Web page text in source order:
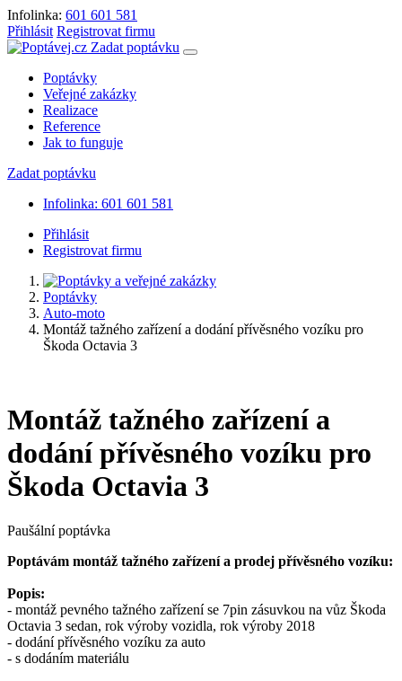
Infolinka: 601 601 581
Přihlásit Registrovat firmu
Zadat poptávku
Poptávky
Veřejné zakázky
Realizace
Reference
Jak to funguje
Zadat poptávku
Infolinka: 601 601 581
Přihlásit
Registrovat firmu
Poptávky
Auto-moto
Montáž tažného zařízení a dodání přívěsného vozíku pro
Škoda Octavia 3
Montáž tažného zařízení a
dodání přívěsného vozíku pro
Škoda Octavia 3
Paušální poptávka
Poptávám montáž tažného zařízení a prodej přívěsného vozíku:
Popis:
- montáž pevného tažného zařízení se 7pin zásuvkou na vůz Škoda
Octavia 3 sedan, rok výroby vozidla, rok výroby 2018
- dodání přívěsného vozíku za auto
- s dodáním materiálu